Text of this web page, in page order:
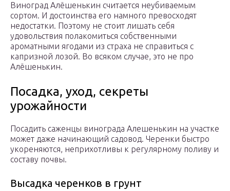
Виноград Алёшенькин считается неубиваемым
сортом. И достоинства его намного превосходят
недостатки. Поэтому не стоит лишать себя
удовольствия полакомиться собственными
ароматными ягодами из страха не справиться с
капризной лозой. Во всяком случае, это не про
Алёшенькин.
Посадка, уход, секреты
урожайности
Посадить саженцы винограда Алешенькин на участке
может даже начинающий садовод. Черенки быстро
укореняются, неприхотливы к регулярному поливу и
составу почвы.
Высадка черенков в грунт